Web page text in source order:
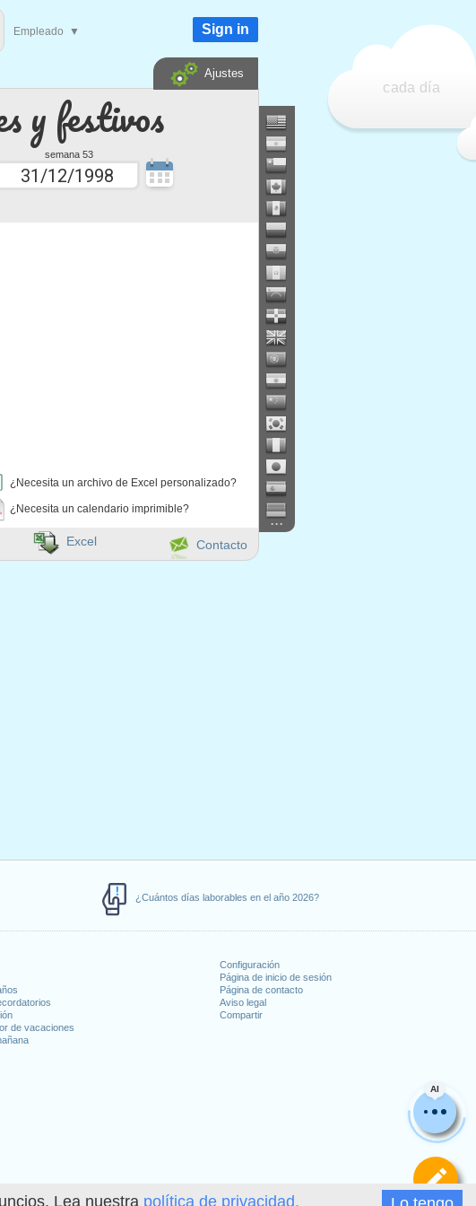
Lea nuestra política de privacidad.
¿Cuántos días laborables en el año 2026?
de vacaciones
Configuración
Página de inicio de sesión
Página de contacto
Aviso legal
Compartir
y festivos
semana 53
¿Necesita un archivo de Excel personalizado?
¿Necesita un calendario imprimible?
AI
cada día
Empleado ▼ Sign in
Ajustes
...
Contacto
Excel